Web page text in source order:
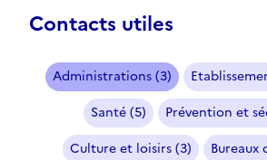
Contacts utiles
Administrations (3)
Santé (5)
Prévention et
Culture et loisirs (3)
Bureaux